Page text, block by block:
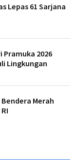
Lepas 61 Sarjana
Pramuka 2026
Lingkungan
Bendera Merah